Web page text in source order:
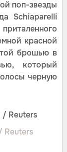
поп-звезды
Schiaparelli
красной
брошью в
который
черную
Reuters